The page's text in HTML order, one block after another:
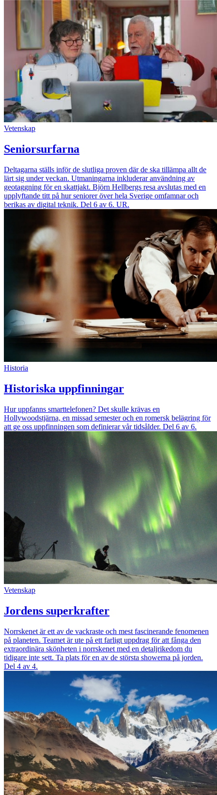
Vetenskap
Seniorsurfarna
Deltagarna ställs inför de slutliga proven där de ska tillämpa allt de
lärt sig under veckan. Utmaningarna inkluderar användning av
geotaggning för en skattjakt. Björn Hellbergs resa avslutas med en
upplyftande titt på hur seniorer över hela Sverige omfamnar och
berikas av digital teknik. Del 6 av 6. UR.
Historia
Historiska uppfinningar
Hur uppfanns smarttelefonen? Det skulle krävas en
Hollywoodstjärna, en missad semester och en romersk belägring för
att ge oss uppfinningen som definierar vår tidsålder. Del 6 av 6.
Vetenskap
Jordens superkrafter
Norrskenet är ett av de vackraste och mest fascinerande fenomenen
på planeten. Teamet är ute på ett farligt uppdrag för att fånga den
extraordinära skönheten i norrskenet med en detaljrikedom du
tidigare inte sett. Ta plats för en av de största showerna på jorden.
Del 4 av 4.